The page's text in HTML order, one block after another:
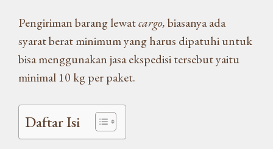
Pengiriman barang lewatcargo,biasanya ada
syarat berat minimum yang harus dipatuhi untuk
bisa menggunakan jasa ekspedisi tersebut yaitu
minimal 10 kg per paket.
Daftar Isi